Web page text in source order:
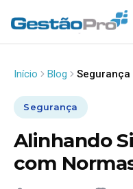
Início Blog Segurança
Segurança
Alinhando
com